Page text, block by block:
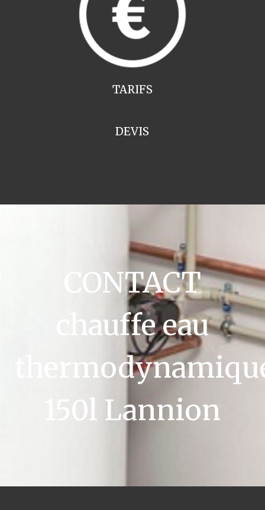
TARIFS
DEVIS
CONTACT
chauffe eau
150l Lannion